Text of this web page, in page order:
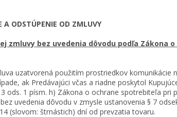
A ODSTÚPENIE OD ZMLUVY
zmluvy bez uvedenia dôvodu podľa Zákona
uzatvorená použitím prostriedkov komunikácie
ak Predávajúci včas a riadne poskytol
ods. 1 písm. h) Zákona o ochrane spotrebiteľa pri
uvedenia dôvodu v zmysle ustanovenia § 7
(slovom: štrnástich) dní od prevzatia tovaru.